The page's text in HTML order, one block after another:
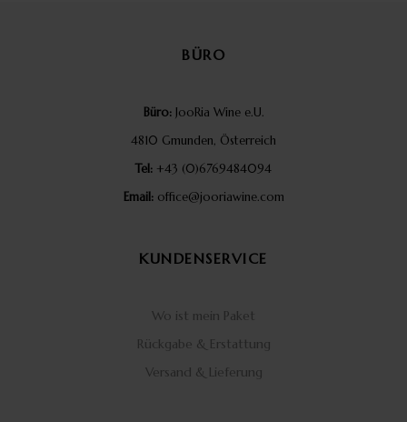
BÜRO
Büro:JooRia Wine e.U.
4810 Gmunden, Österreich
Tel: +43 (0)6769484094
Email:office@jooriawine.com
KUNDENSERVICE
Wo ist mein Paket
Rückgabe & Erstattung
Versand & Lieferung